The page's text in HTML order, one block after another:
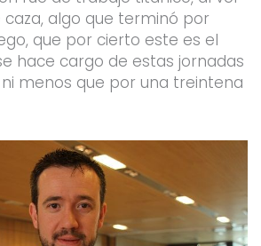
caza, algo que terminó por
que por cierto este es el
hace cargo de estas jornadas
menos que por una treintena